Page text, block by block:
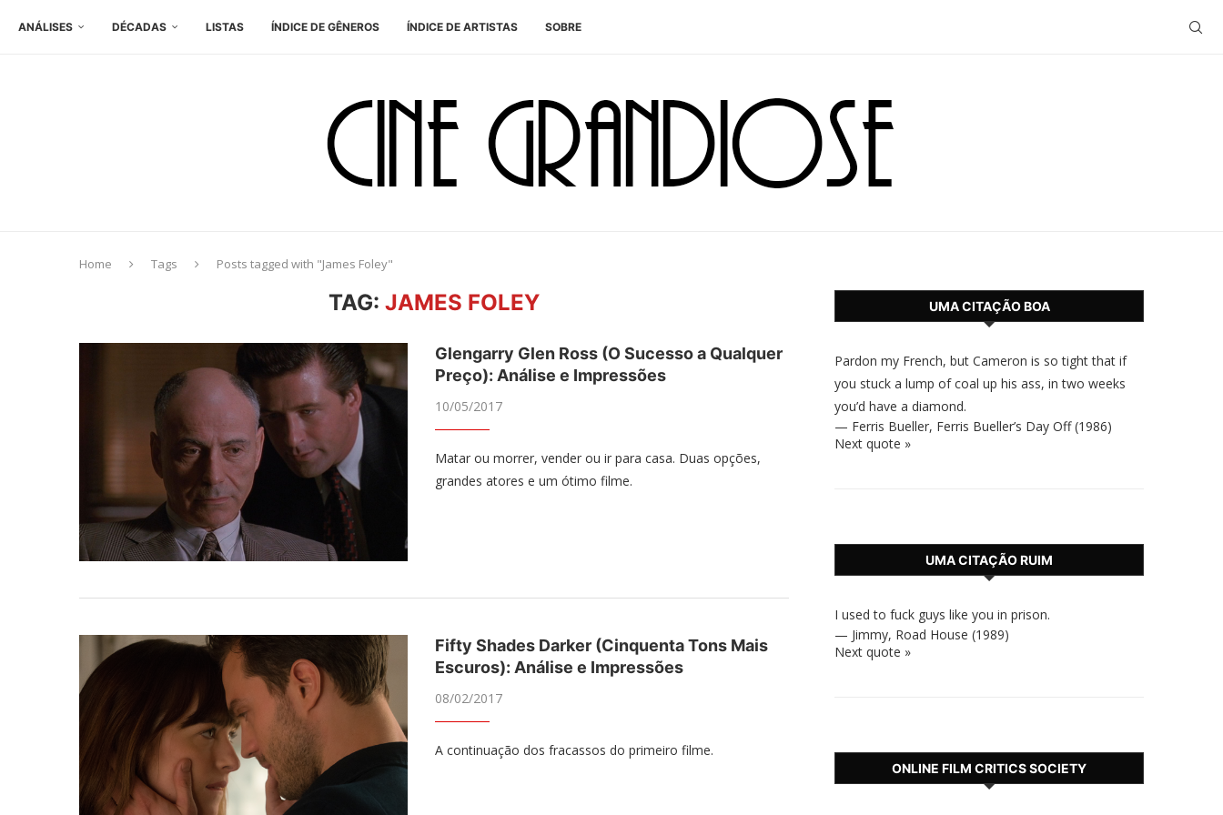
ANÁLISES DÉCADAS LISTAS ÍNDICE DE GÊNEROS ÍNDICE DE ARTISTAS SOBRE
Home Tags Posts tagged with "James Foley"
TAG: JAMES FOLEY
Glengarry Glen Ross (O Sucesso a Qualquer
Preço): Análise e Impressões
10/05/2017
Matar ou morrer, vender ou ir para casa. Duas opções,
grandes atores e um ótimo filme.
Fifty Shades Darker (Cinquenta Tons Mais
Escuros): Análise e Impressões
08/02/2017
A continuação dos fracassos do primeiro filme.
UMA CITAÇÃO BOA
Pardon my French, but Cameron is so tight that if
you stuck a lump of coal up his ass, in two weeks
you’d have a diamond.
— Ferris Bueller, Ferris Bueller’s Day Off (1986)
Next quote »
UMA CITAÇÃO RUIM
I used to fuck guys like you in prison.
— Jimmy, Road House (1989)
Next quote »
ONLINE FILM CRITICS SOCIETY